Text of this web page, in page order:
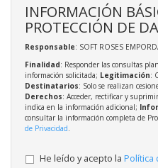
INFORMACIÓN
PROTECCIÓN DE
Responsable: SOFT ROSES
Finalidad: Responder las consultas
información solicitada; Legitimación:
Destinatarios: Solo se realizan
Derechos: Acceder, rectificar y
indica en la información adicional;
consultar la información completa de
de Privacidad
He leído y acepto la Política